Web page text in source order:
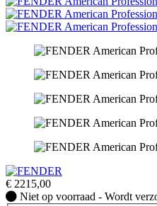
€ 2215,00
Niet
Niet op voorraad - Wordt